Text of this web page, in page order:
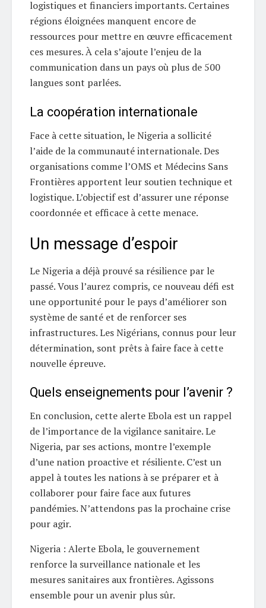
logistiques et financiers importants. Certaines
régions éloignées manquent encore de
ressources pour mettre en œuvre efficacement
ces mesures. À cela s’ajoute l’enjeu de la
communication dans un pays où plus de 500
langues sont parlées.
La coopération internationale
Face à cette situation, le Nigeria a sollicité
l’aide de la communauté internationale. Des
organisations comme l’OMS et Médecins Sans
Frontières apportent leur soutien technique et
logistique. L’objectif est d’assurer une réponse
coordonnée et efficace à cette menace.
Un message d’espoir
Le Nigeria a déjà prouvé sa résilience par le
passé. Vous l’aurez compris, ce nouveau défi est
une opportunité pour le pays d’améliorer son
système de santé et de renforcer ses
infrastructures. Les Nigérians, connus pour leur
détermination, sont prêts à faire face à cette
nouvelle épreuve.
Quels enseignements pour l’avenir ?
En conclusion, cette alerte Ebola est un rappel
de l’importance de la vigilance sanitaire. Le
Nigeria, par ses actions, montre l’exemple
d’une nation proactive et résiliente. C’est un
appel à toutes les nations à se préparer et à
collaborer pour faire face aux futures
pandémies. N’attendons pas la prochaine crise
pour agir.
Nigeria : Alerte Ebola, le gouvernement
renforce la surveillance nationale et les
mesures sanitaires aux frontières. Agissons
ensemble pour un avenir plus sûr.